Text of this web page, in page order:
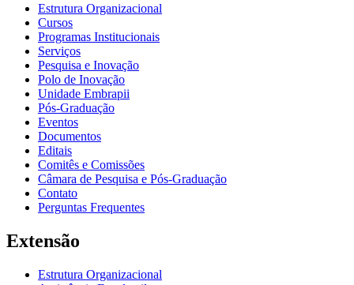
Estrutura Organizacional
Cursos
Programas Institucionais
Serviços
Pesquisa e Inovação
Polo de Inovação
Unidade Embrapii
Pós-Graduação
Eventos
Documentos
Editais
Comitês e Comissões
Câmara de Pesquisa e Pós-Graduação
Contato
Perguntas Frequentes
Extensão
Estrutura Organizacional